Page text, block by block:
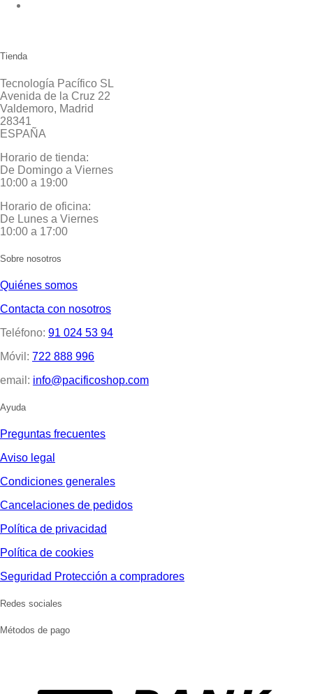
Tienda
Tecnología Pacífico SL
Avenida de la Cruz 22
Valdemoro, Madrid
28341
ESPAÑA
Horario de tienda:
De Domingo a Viernes
10:00 a 19:00
Horario de oficina:
De Lunes a Viernes
10:00 a 17:00
Sobre nosotros
Quiénes somos
Contacta con nosotros
Teléfono: 91 024 53 94
Móvil: 722 888 996
email: info@pacificoshop.com
Ayuda
Preguntas frecuentes
Aviso legal
Condiciones generales
Cancelaciones de pedidos
Política de privacidad
Política de cookies
Seguridad Protección a compradores
Redes sociales
Métodos de pago